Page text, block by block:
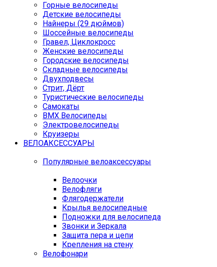
Горные велосипеды
Детские велосипеды
Найнеры (29 дюймов)
Шоссейные велосипеды
Гравел, Циклокросс
Женские велосипеды
Городcкие велосипеды
Складные велосипеды
Двухподвесы
Стрит, Дёрт
Туристические велосипеды
Самокаты
BMX Велосипеды
Электровелосипеды
Круизеры
ВЕЛОАКСЕССУАРЫ
Популярные велоаксессуары
Велоочки
Велофляги
Флягодержатели
Крылья велосипедные
Подножки для велосипеда
Звонки и Зеркала
Защита пера и цепи
Крепления на стену
Велофонари